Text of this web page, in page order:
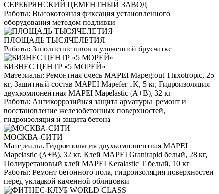
СЕРЕБРЯНСКИЙ ЦЕМЕНТНЫЙ ЗАВОД
Работы: Высокоточная фиксация установленного
оборудования методом подливки
ПЛОЩАДЬ ТЫСЯЧЕЛЕТИЯ
Работы: Заполнение швов в уложенной брусчатке
БИЗНЕС ЦЕНТР «5 МОРЕЙ»
Материалы: Ремонтная смесь MAPEI Mapegrout Thixotropic, 25
кг, Защитный состав MAPEI Mapefer 1K, 5 кг, Гидроизоляция
двухкомпонентная MAPEI Mapelastic (А+B), 32 кг
Работы: Антикоррозийная защита арматуры, ремонт и
восстановление железобетонных поверхностей,
гидроизоляция и защита бетона
МОСКВА-СИТИ
Материалы: Гидроизоляция двухкомпонентная MAPEI
Mapelastic (А+B), 32 кг, Клей MAPEI Granirapid белый, 28 кг,
Полиуретановый клей MAPEI Keralastic T белый, 10 кг
Работы: Ремонт бетонного пола, гидроизоляция поверхностей
перед укладкой каменной облицовки